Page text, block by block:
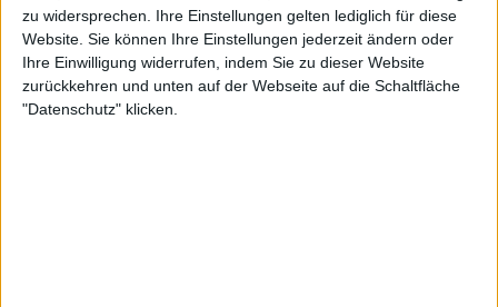
zu widersprechen. Ihre Einstellungen gelten lediglich für diese
Website. Sie können Ihre Einstellungen jederzeit ändern oder
Ihre Einwilligung widerrufen, indem Sie zu dieser Website
zurückkehren und unten auf der Webseite auf die Schaltfläche
"Datenschutz" klicken.